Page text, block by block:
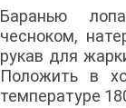
Баранью
чесноком,
рукав для
Положить в
температуре